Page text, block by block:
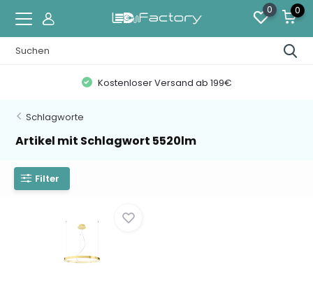
0 0
Kostenloser Versand ab 199€
Schlagworte
Artikel mit Schlagwort 5520lm
Filter